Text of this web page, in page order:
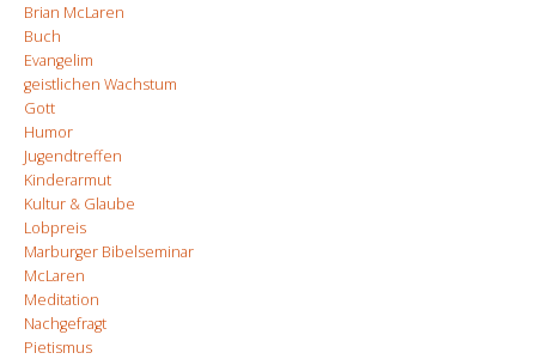
Brian McLaren
Buch
Evangelim
geistlichen Wachstum
Gott
Humor
Jugendtreffen
Kinderarmut
Kultur & Glaube
Lobpreis
Marburger Bibelseminar
McLaren
Meditation
Nachgefragt
Pietismus